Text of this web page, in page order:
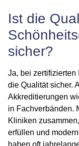
Ist die
sicher?
Ja, bei
die Qualität sicher.
Akkreditierungen
in Fachverbänden.
Kliniken
erfüllen und
haben oft